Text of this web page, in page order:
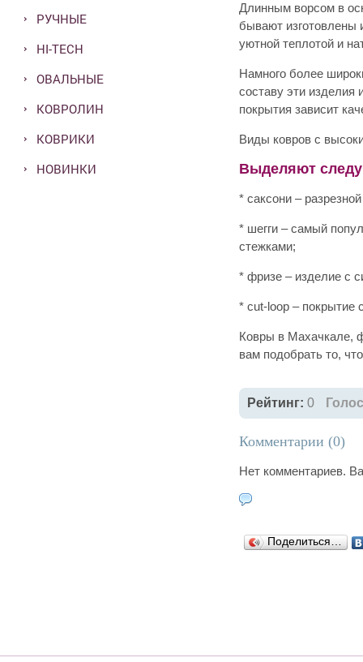
РУЧНЫЕ
HI-TECH
ОВАЛЬНЫЕ
КОВРОЛИН
КОВРИКИ
НОВИНКИ
Длинным ворсом в
бывают изготовлены
уютной теплотой и
Намного более
составу эти изделия
покрытия зависит
Виды ковров с
Выделяют
* саксони –
* шегги – самый
стежками;
* фризе – изделие с
* cut-loop – покрытие
Ковры в Махачкале,
вам подобрать то,
Рейтинг: 0
Комментарии (0)
Нет комментариев.
Поделиться…